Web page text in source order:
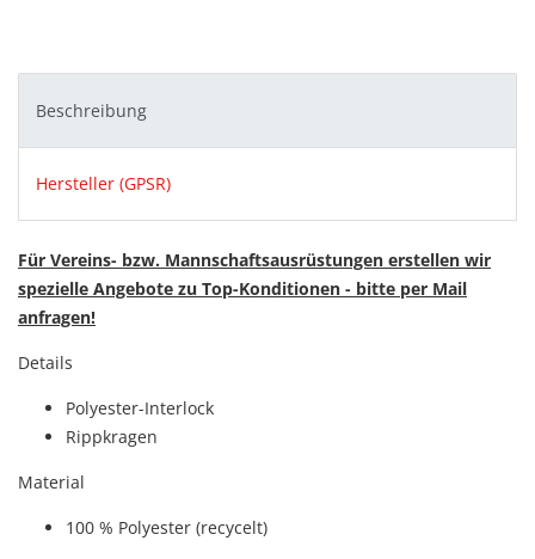
Beschreibung
Hersteller (GPSR)
Für Vereins- bzw. Mannschaftsausrüstungen erstellen wir
spezielle Angebote zu Top-Konditionen - bitte per Mail
anfragen!
Details
Polyester-Interlock
Rippkragen
Material
100 % Polyester (recycelt)